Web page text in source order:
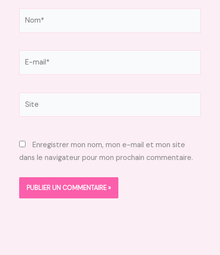
Enregistrer mon nom, mon e-mail et mon site
dans le navigateur pour mon prochain commentaire.